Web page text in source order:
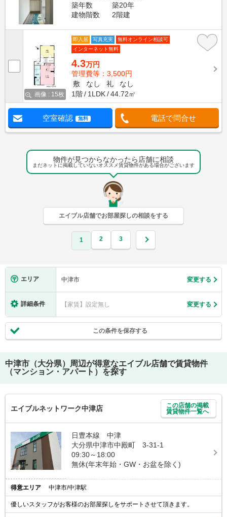
築年数
築20年
建物階数
2階建
画像 : 15枚
即入居 写真充実
無料オンライン相談可
インターネット無料
4.3万円
管理費等：3,500円
敷
なし 礼
なし
1階
1LDK 44.72㎡
空室確認 無料 電話で問合せ
物件が見つからなかったら店舗に相談
まだネットに掲載していないオススメ賃貸物件がある場合がございます
エイブル店舗でお部屋探しの相談をする
1 2 3
エリア 中津市 変更する
詳細条件 【家賃】設定無し 変更する
この条件を保存する
中津市（大分県）
周辺が得意なエイブル店舗で賃貸物件
（マンション・アパート）を探す
エイブルネットワーク中津店
この店舗の掲載
賃貸物件一覧へ
日豊本線 中津
大分県中津市中殿町 3-31-1
09:30～18:00
無休(年末年始・GW・お盆を除く)
得意エリア 中津市/中津駅
優しいスタッフがお客様のお部屋探しをサポートさせて頂きます。